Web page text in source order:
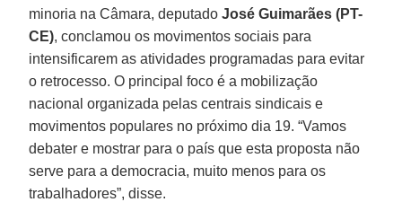
minoria na Câmara, deputadoJosé Guimarães (PT-
CE), conclamou os movimentos sociais para
intensificarem as atividades programadas para evitar
o retrocesso. O principal foco é a mobilização
nacional organizada pelas centrais sindicais e
movimentos populares no próximo dia 19. “Vamos
debater e mostrar para o país que esta proposta não
serve para a democracia, muito menos para os
trabalhadores”, disse.